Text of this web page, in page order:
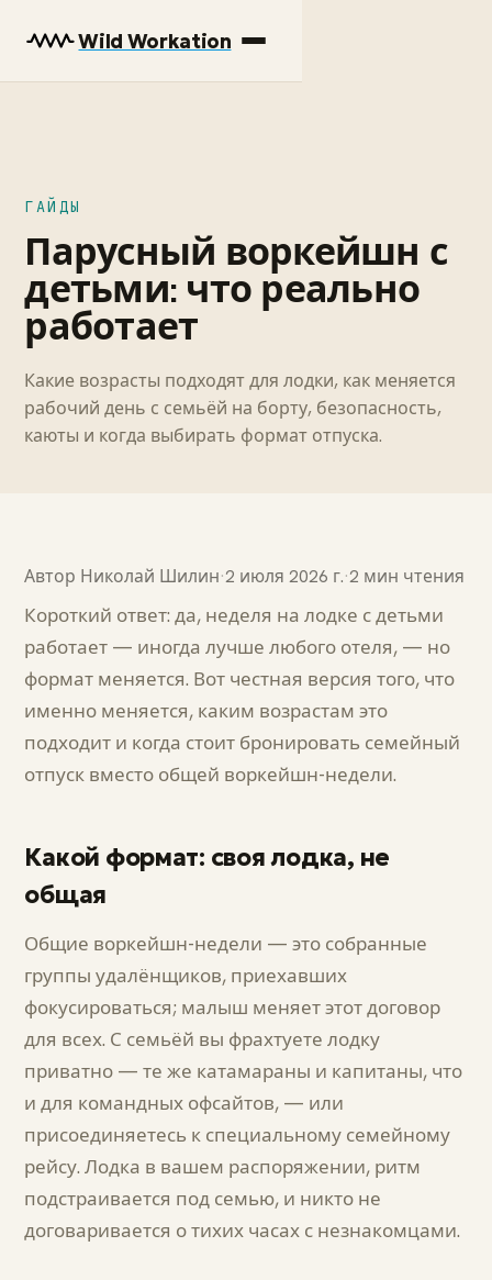
Wild Workation
ГАЙДЫ
Парусный воркейшн с
детьми: что реально
работает
Какие возрасты подходят для лодки, как меняется
рабочий день с семьёй на борту, безопасность,
каюты и когда выбирать формат отпуска.
Автор Николай Шилин·2 июля 2026 г.·2 мин чтения
Короткий ответ: да, неделя на лодке с детьми
работает — иногда лучше любого отеля, — но
формат меняется. Вот честная версия того, что
именно меняется, каким возрастам это
подходит и когда стоит бронировать семейный
отпуск вместо общей воркейшн-недели.
Какой формат: своя лодка, не
общая
Общие воркейшн-недели — это собранные
группы удалёнщиков, приехавших
фокусироваться; малыш меняет этот договор
для всех. С семьёй вы фрахтуете лодку
приватно — те же катамараны и капитаны, что
и для командных офсайтов, — или
присоединяетесь к специальному семейному
рейсу. Лодка в вашем распоряжении, ритм
подстраивается под семью, и никто не
договаривается о тихих часах с незнакомцами.